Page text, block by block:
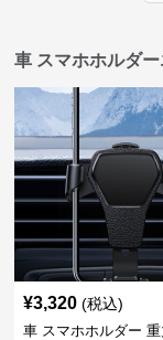
車 スマホホルダ
¥3,320 (税込)
車 スマホホルダー